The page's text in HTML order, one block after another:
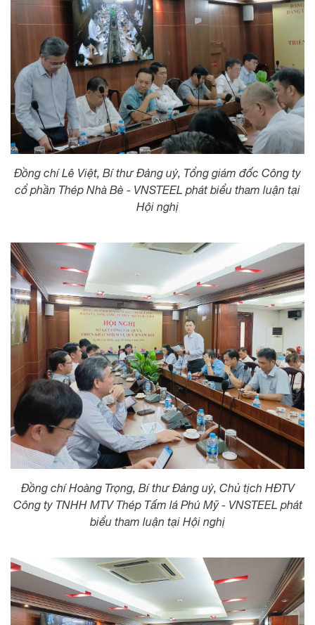
Đồng chí Lê Việt, Bí thư Đảng uỷ, Tổng giám đốc Công ty
cổ phần Thép Nhà Bè - VNSTEEL phát biểu tham luận tại
Hội nghị
Đồng chí Hoàng Trọng, Bí thư Đảng uỷ, Chủ tịch HĐTV
Công ty TNHH MTV Thép Tấm lá Phú Mỹ - VNSTEEL phát
biểu tham luận tại Hội nghị